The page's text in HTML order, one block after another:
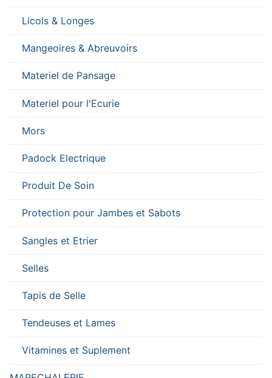
Licols & Longes
Mangeoires & Abreuvoirs
Materiel de Pansage
Materiel pour l'Ecurie
Mors
Padock Electrique
Produit De Soin
Protection pour Jambes et Sabots
Sangles et Etrier
Selles
Tapis de Selle
Tendeuses et Lames
Vitamines et Suplement